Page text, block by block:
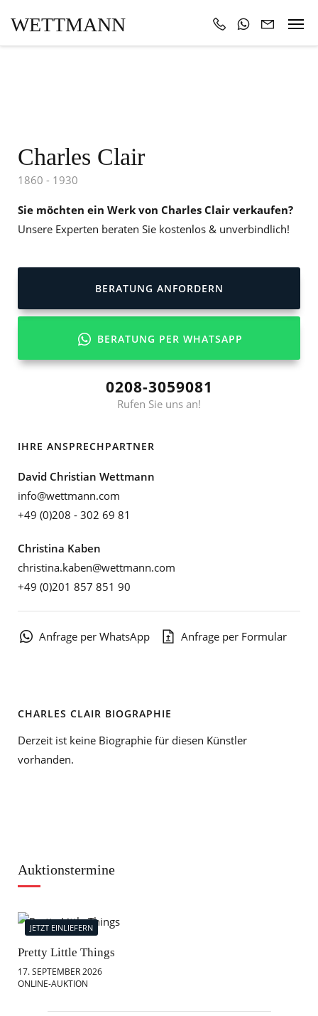
WETTMANN
Charles Clair
1860 - 1930
Sie möchten ein Werk von Charles Clair verkaufen?
Unsere Experten beraten Sie kostenlos & unverbindlich!
BERATUNG ANFORDERN
BERATUNG PER WHATSAPP
0208-3059081
Rufen Sie uns an!
IHRE ANSPRECHPARTNER
David Christian Wettmann
info@wettmann.com
+49 (0)208 - 302 69 81
Christina Kaben
christina.kaben@wettmann.com
+49 (0)201 857 851 90
Anfrage per WhatsApp Anfrage per Formular
CHARLES CLAIR BIOGRAPHIE
Derzeit ist keine Biographie für diesen Künstler
vorhanden.
Auktionstermine
JETZT EINLIEFERN
Pretty Little Things
17. SEPTEMBER 2026
ONLINE-AUKTION